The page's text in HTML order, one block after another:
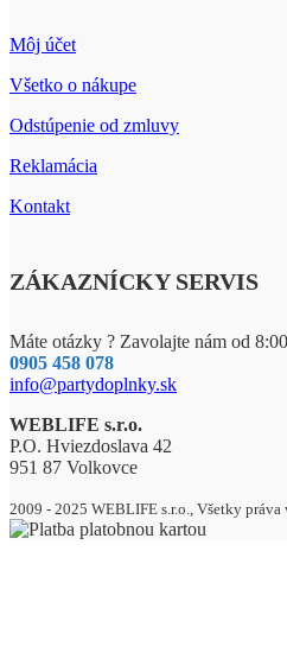
Môj účet
Všetko o nákupe
Odstúpenie od zmluvy
Reklamácia
Kontakt
ZÁKAZNÍCKY SERVIS
Máte otázky ? Zavolajte nám od
0905 458 078
info@partydoplnky.sk
WEBLIFE s.r.o.
P.O. Hviezdoslava 42
951 87 Volkovce
2009 - 2025 WEBLIFE s.r.o., Všetky práva